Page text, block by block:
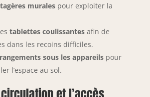
muralespour exploiter la
tablettes coulissantesafin de
dans les recoins difficiles.
rangements sous les appareilspour
l’espace au sol.